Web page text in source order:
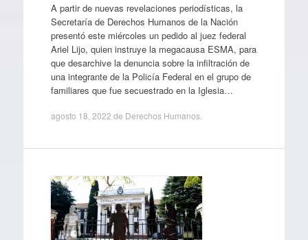
A partir de nuevas revelaciones periodísticas, la
Secretaría de Derechos Humanos de la Nación
presentó este miércoles un pedido al juez federal
Ariel Lijo, quien instruye la megacausa ESMA, para
que desarchive la denuncia sobre la infiltración de
una integrante de la Policía Federal en el grupo de
familiares que fue secuestrado en la Iglesia…
agosto 18, 2022 de Derechos Humanos.